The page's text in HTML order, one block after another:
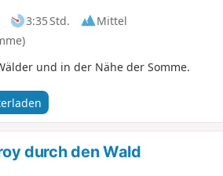
3:35 Std.
Mittel
und in der Nähe der Somme.
durch den Wald